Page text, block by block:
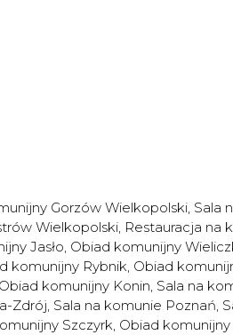
Gorzów Wielkopolski, Sala
Wielkopolski, Restauracja na
Jasło, Obiad komunijny
komunijny Rybnik, Obiad
Obiad komunijny Konin, Sala na
Zdrój, Sala na komunie Poznań,
Szczyrk, Obiad komunijny